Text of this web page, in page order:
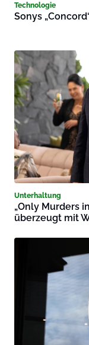
Technologie
Sonys
Unterhaltung
„Only Murders
überzeugt mit